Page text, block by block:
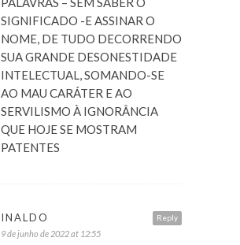
SIGNIFICADO -E ASSINAR O
NOME, DE TUDO DECORRENDO
SUA GRANDE DESONESTIDADE
INTELECTUAL, SOMANDO-SE
AO MAU CARÁTER E AO
SERVILISMO À IGNORÂNCIA
QUE HOJE SE MOSTRAM
PATENTES
Reply
INALDO
9 de junho de 2022 at 12:55